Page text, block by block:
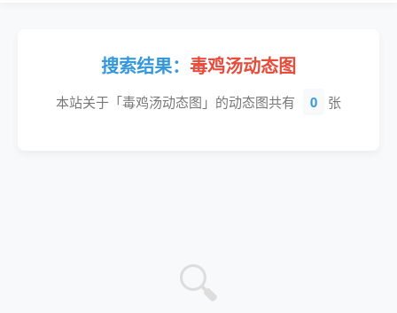
搜索结果： 毒鸡汤动态图
本站关于「毒鸡汤动态图」的动态图共有 0 张
🔍